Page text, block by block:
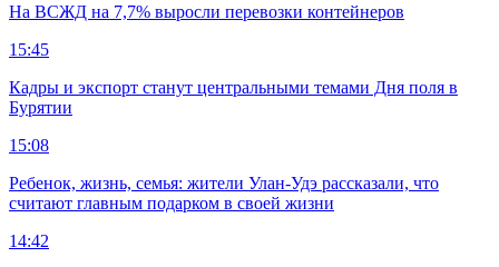
На ВСЖД на 7,7% выросли перевозки контейнеров
15:45
Кадры и экспорт станут центральными темами Дня поля в
Бурятии
15:08
Ребенок, жизнь, семья: жители Улан-Удэ рассказали, что
считают главным подарком в своей жизни
14:42